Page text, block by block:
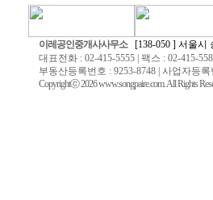
이레공인중개사사무소[138-050 ] 서울시
대표전화 : 02-415-5555 | 팩스 : 02-415-
부동산등록번호 : 9253-8748 | 사업자등
Copyrightⓒ 2026 www.songpaire.com. All Rights